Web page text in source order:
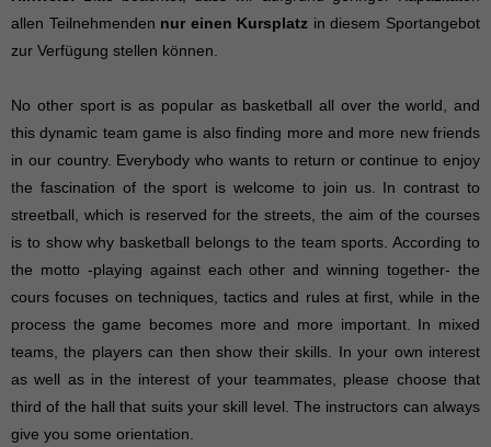
allen Teilnehmenden nur einen Kursplatz in diesem Sportangebot
zur Verfügung stellen können.
No other sport is as popular as basketball all over the world, and
this dynamic team game is also finding more and more new friends
in our country. Everybody who wants to return or continue to enjoy
the fascination of the sport is welcome to join us. In contrast to
streetball, which is reserved for the streets, the aim of the courses
is to show why basketball belongs to the team sports. According to
the motto -playing against each other and winning together- the
cours focuses on techniques, tactics and rules at first, while in the
process the game becomes more and more important. In mixed
teams, the players can then show their skills. In your own interest
as well as in the interest of your teammates, please choose that
third of the hall that suits your skill level. The instructors can always
give you some orientation.